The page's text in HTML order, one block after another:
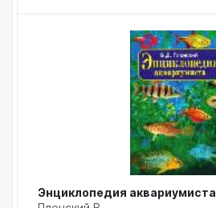
Энциклопедия аквариумиста